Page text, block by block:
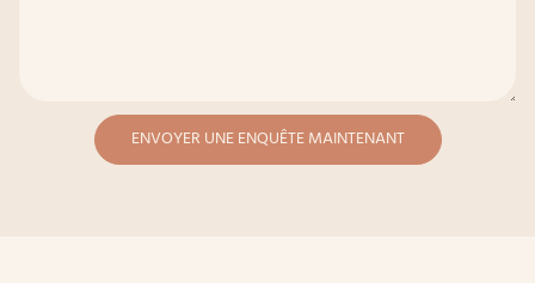
ENVOYER UNE ENQUÊTE MAINTENANT